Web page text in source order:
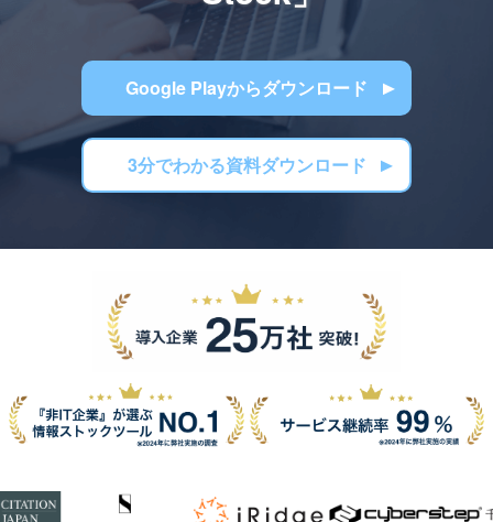
Google Playからダウンロード
3分でわかる資料ダウンロード